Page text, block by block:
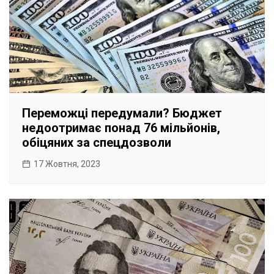
Переможці передумали? Бюджет
недоотримає понад 76 мільйонів,
обіцяних за спецдозволи
17 Жовтня, 2023